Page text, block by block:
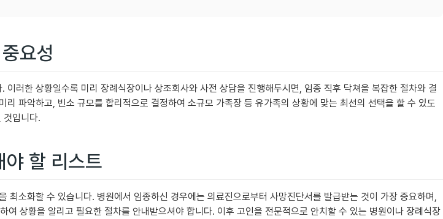
요성
러한 상황일수록 미리 장례식장이나 상조회사와 사전 상담을 진행해두시면, 임종 직후 닥쳐올 복잡한 절차와 결
파악하고, 빈소 규모를 합리적으로 결정하여 소규모 가족장 등 유가족의 상황에 맞는 최선의 선택을 할 수 있도
것입니다.
할 리스트
소화할 수 있습니다. 병원에서 임종하신 경우에는 의료진으로부터 사망진단서를 발급받는 것이 가장 중요하며,
상황을 알리고 필요한 절차를 안내받으셔야 합니다. 이후 고인을 전문적으로 안치할 수 있는 병원이나 장례식장